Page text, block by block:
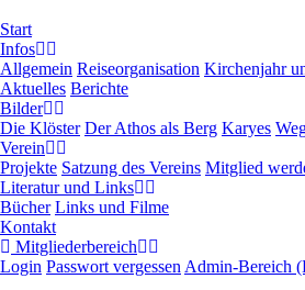
Navigation
überspringen
Start
Infos
Allgemein Reiseorganisation Kirchenjahr
Aktuelles Berichte
Bilder
Die Klöster Der Athos als Berg Karyes
Verein
Projekte Satzung des Vereins Mitglied
Literatur und Links
Bücher Links und Filme
Kontakt
Mitgliederbereich
Login Passwort vergessen Admin-Bereich